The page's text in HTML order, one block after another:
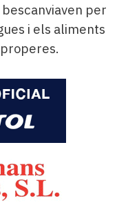
per
i els aliments